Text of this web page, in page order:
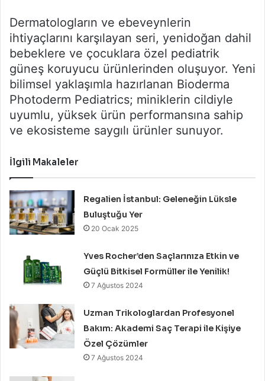
Dermatologların ve ebeveynlerin
ihtiyaçlarını karşılayan seri, yenidoğan dahil
bebeklere ve çocuklara özel pediatrik
güneş koruyucu ürünlerinden oluşuyor. Yeni
bilimsel yaklaşımla hazırlanan Bioderma
Photoderm Pediatrics; miniklerin cildiyle
uyumlu, yüksek ürün performansına sahip
ve ekosisteme saygılı ürünler sunuyor.
İlgili Makaleler
Regalien İstanbul: Geleneğin Lüksle
Buluştuğu Yer
20 Ocak 2025
Yves Rocher’den Saçlarınıza Etkin ve
Güçlü Bitkisel Formüller ile Yenilik!
7 Ağustos 2024
Uzman Trikologlardan Profesyonel
Bakım: Akademi Saç Terapi ile Kişiye
Özel Çözümler
7 Ağustos 2024